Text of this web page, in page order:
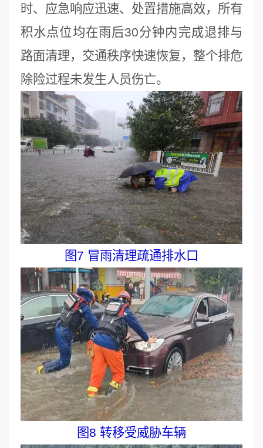
时、应急响应迅速、处置措施高效，所有
积水点位均在雨后30分钟内完成退排与
路面清理，交通秩序快速恢复，整个排危
除险过程未发生人员伤亡。
图7 冒雨清理疏通排水口
图8 转移受威胁车辆